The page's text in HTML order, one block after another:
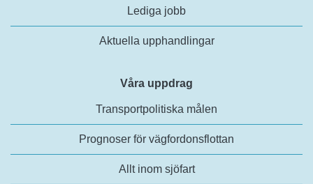
Lediga jobb
Aktuella upphandlingar
Våra uppdrag
Transportpolitiska målen
Prognoser för vägfordonsflottan
Allt inom sjöfart